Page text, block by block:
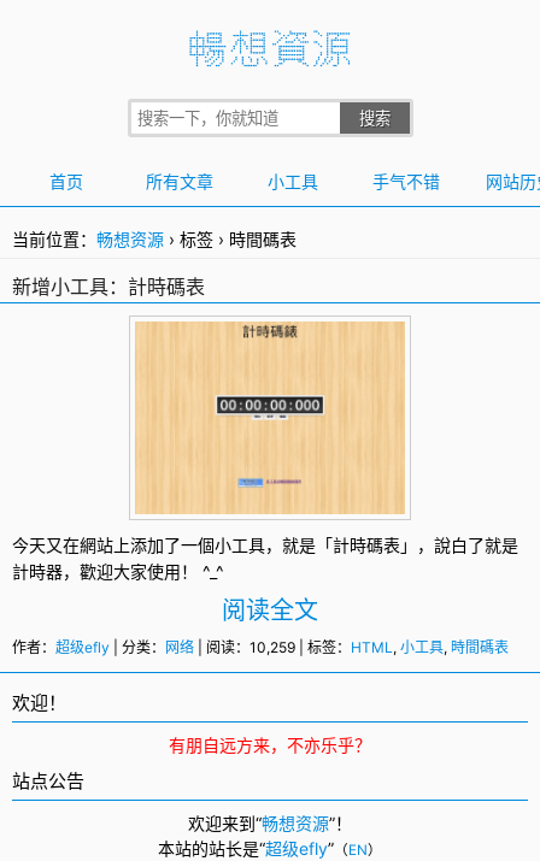
首页 所有文章 小工具 手气不错 网站历
当前位置： 畅想资源 › 标签 › 時間碼表
新增小工具：計時碼表
今天又在網站上添加了一個小工具，就是「計時碼表」，說白了就是
計時器，歡迎大家使用！ ^_^
阅读全文
作者： 超级efly | 分类： 网络 | 阅读：10,259 | 标签： HTML, 小工具, 時間碼表
欢迎！
有朋自远方来，不亦乐乎？
站点公告
欢迎来到“畅想资源”！
本站的站长是“超级efly” （EN）